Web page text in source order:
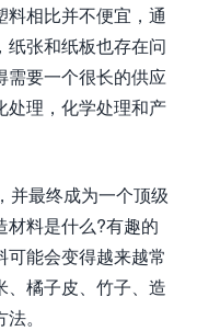
相比并不便宜，通
纸张和纸板也存在问
需要一个很长的供应
处理，化学处理和产
并最终成为一个顶级
材料是什么?有趣的
能会变得越来越常
、橘子皮、竹子、造
。